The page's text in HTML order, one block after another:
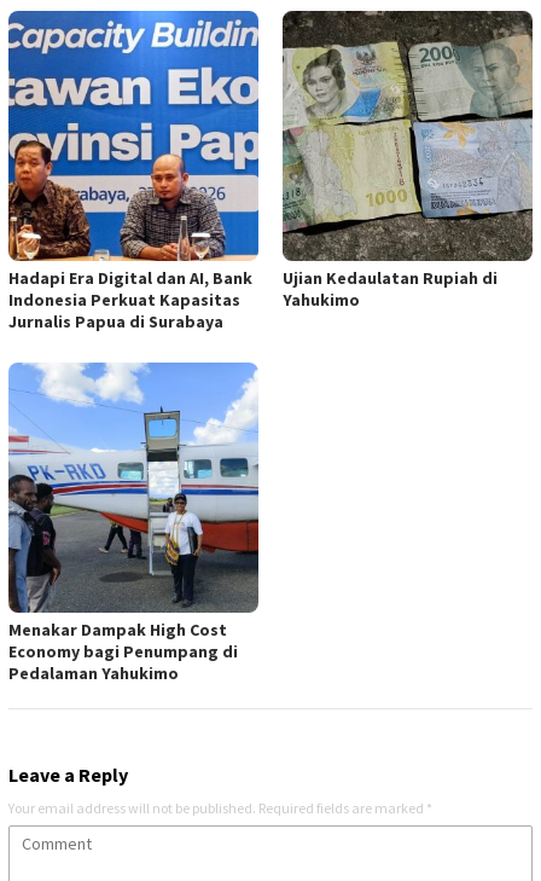
Hadapi Era Digital dan AI, Bank
Indonesia Perkuat Kapasitas
Jurnalis Papua di Surabaya
Ujian Kedaulatan Rupiah di
Yahukimo
Menakar Dampak High Cost
Economy bagi Penumpang di
Pedalaman Yahukimo
Leave a Reply
Your email address will not be published. Required fields are marked *